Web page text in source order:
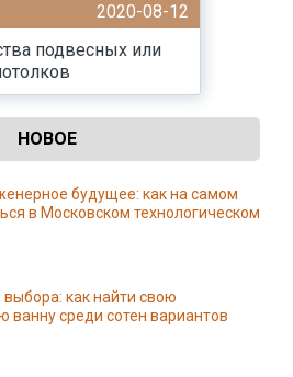
2020-08-12
подвесных или
НОВОЕ
будущее: как на самом
в Московском технологическом
выбора: как найти свою
ванну среди сотен вариантов